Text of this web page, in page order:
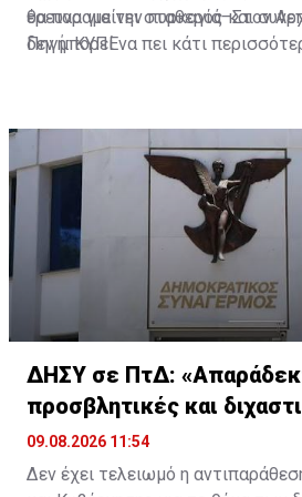
θα παραμείνει σταθερός και
δεν μπορεί να πει κάτι
έρευνα για την πυρκαγιά–Στον
Πηγή: ΚΥΠΕ
ΔΗΣΥ σε ΠτΔ:
προσβλητικές και
αναφορές του»
09.08.2026 11:54
Δεν έχει τελειωμό η